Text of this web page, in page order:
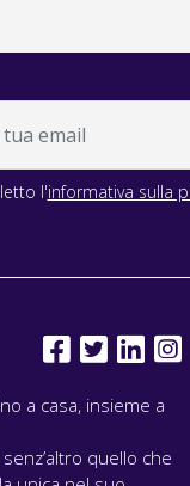
l'informativa sulla
a casa, insieme a
quello che